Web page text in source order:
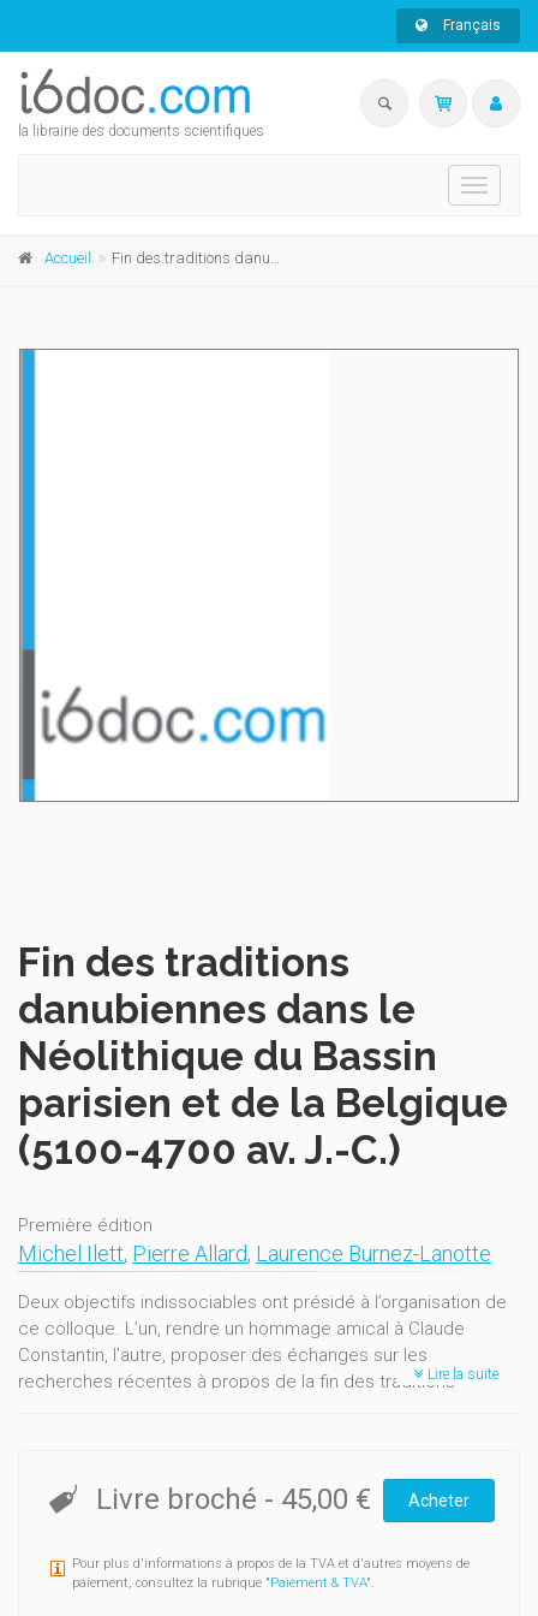
Français
la librairie des documents scientifiques
Toggle
Accueil Fin des traditions danubiennes dans le Néolithique du Bassin parisien et de la Belgique (5100-4700 av. J.-C.)
Fin des traditions
danubiennes dans le
Néolithique du Bassin
parisien et de la Belgique
(5100-4700 av. J.-C.)
Première édition
Michel Ilett, Pierre Allard, Laurence Burnez-Lanotte
Deux objectifs indissociables ont présidé à l’organisation de
ce colloque. L’un, rendre un hommage amical à Claude
Constantin, l’autre, proposer des échanges sur les
recherches récentes à propos de la fin des traditions
participants pour l’accueil qu’ils ont réservé à ce projet et
particulièrement les collègues spécialistes d’autres périodes
accepté de nous rejoindre.
Dans le cadre de la thématique chronologique, géographique
Lire la suite
Livre broché - 45,00 € Acheter
Pour plus d'informations à propos de la TVA et d'autres moyens de
paiement, consultez la rubrique "Paiement & TVA".